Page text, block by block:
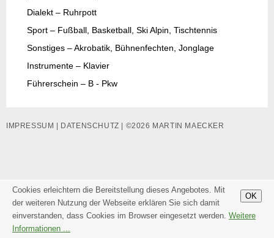
Dialekt – Ruhrpott
Sport – Fußball, Basketball, Ski Alpin, Tischtennis
Sonstiges – Akrobatik, Bühnenfechten, Jonglage
Instrumente – Klavier
Führerschein – B - Pkw
IMPRESSUM DATENSCHUTZ | ©2026 MARTIN MAECKER
OK
Cookies erleichtern die Bereitstellung dieses Angebotes. Mit
der weiteren Nutzung der Webseite erklären Sie sich damit
einverstanden, dass Cookies im Browser eingesetzt werden. Weitere
Informationen ...